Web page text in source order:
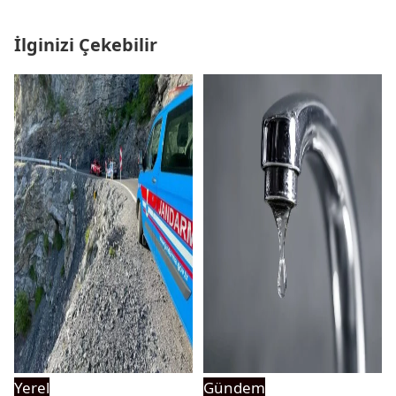
İlginizi Çekebilir
Yerel Gündem